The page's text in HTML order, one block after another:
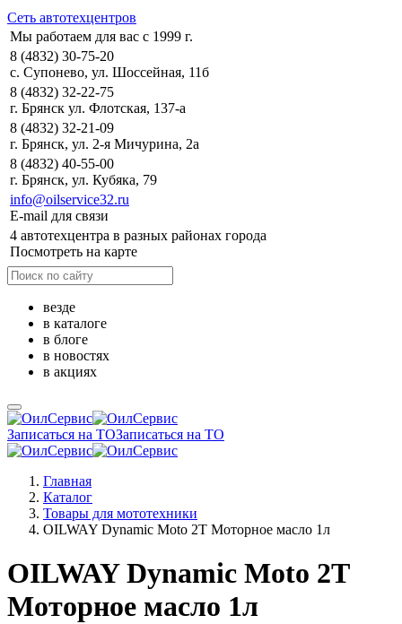
Сеть автотехцентров
Мы работаем для вас с 1999 г.
8 (4832) 30-75-20
с. Супонево, ул. Шоссейная, 11б
8 (4832) 32-22-75
г. Брянск ул. Флотская, 137-а
8 (4832) 32-21-09
г. Брянск, ул. 2-я Мичурина, 2а
8 (4832) 40-55-00
г. Брянск, ул. Кубяка, 79
info@oilservice32.ru
E-mail для связи
4 автотехцентра в разных районах города
Посмотреть на карте
везде
в каталоге
в блоге
в новостях
в акциях
Записаться на ТОЗаписаться на ТО
Главная
Каталог
Товары для мототехники
OILWAY Dynamic Moto 2T Моторное масло 1л
OILWAY Dynamic Moto 2T
Моторное масло 1л